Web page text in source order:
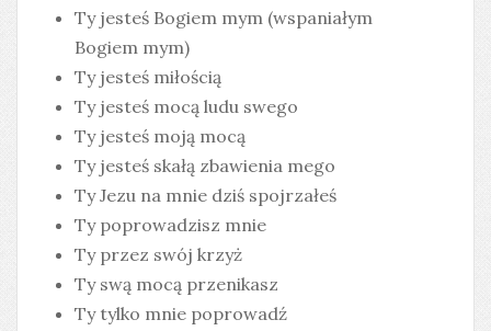
Ty jesteś Bogiem mym (wspaniałym
Bogiem mym)
Ty jesteś miłością
Ty jesteś mocą ludu swego
Ty jesteś moją mocą
Ty jesteś skałą zbawienia mego
Ty Jezu na mnie dziś spojrzałeś
Ty poprowadzisz mnie
Ty przez swój krzyż
Ty swą mocą przenikasz
Ty tylko mnie poprowadź